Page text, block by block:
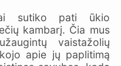
sutiko pati ūkio
kambarį. Čia mus
vaistažolių
apie jų paplitimą